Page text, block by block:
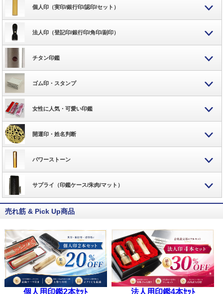
個人印（実印/銀行印/認印/セット）
法人印（登記印/銀行印/角印/副印）
チタン印鑑
ゴム印・スタンプ
女性に人気・可愛い印鑑
開運印・姓名判断
パワーストーン
サプライ（印鑑ケース/朱肉/マット）
売れ筋 & Pick Up商品
個人用印鑑2本ｾｯﾄ 法人用印鑑4本ｾｯﾄ